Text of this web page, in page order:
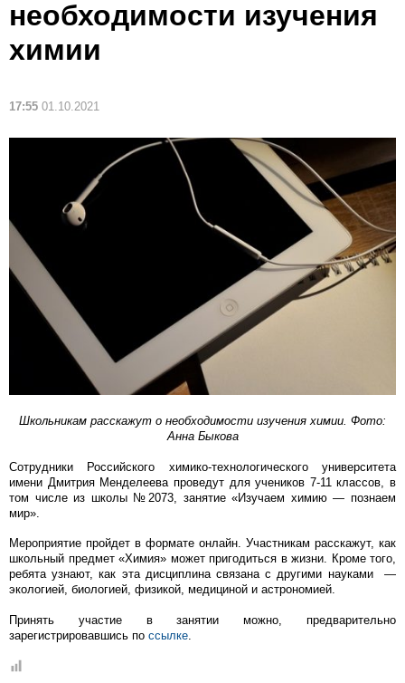
необходимости изучения
химии
17:55 01.10.2021
Школьникам расскажут о необходимости изучения химии. Фото:
Анна Быкова
Сотрудники Российского химико-технологического университета
имени Дмитрия Менделеева проведут для учеников 7-11 классов, в
том числе из школы №2073, занятие «Изучаем химию — познаем
мир».
Мероприятие пройдет в формате онлайн. Участникам расскажут, как
школьный предмет «Химия» может пригодиться в жизни. Кроме того,
ребята узнают, как эта дисциплина связана с другими науками —
экологией, биологией, физикой, медициной и астрономией.
Принять участие в занятии можно, предварительно
зарегистрировавшись по ссылке.